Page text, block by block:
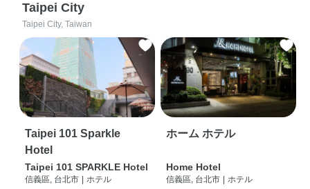
Taipei City
Taipei City, Taiwan
Taipei 101 Sparkle
Hotel
Taipei 101 SPARKLE Hotel
信義區, 台北市 ホテル
ホーム ホテル
Home Hotel
信義區, 台北市 ホテル